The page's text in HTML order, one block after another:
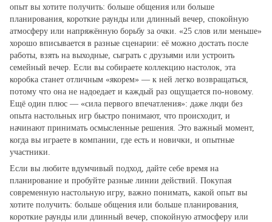
опыт вы хотите получить: больше общения или больше
планирования, короткие раунды или длинный вечер, спокойную
атмосферу или напряжённую борьбу за очки. «25 слов или меньше»
хорошо вписывается в разные сценарии: её можно достать после
работы, взять на выходные, сыграть с друзьями или устроить
семейный вечер. Если вы собираете коллекцию настолок, эта
коробка станет отличным «якорем» — к ней легко возвращаться,
потому что она не надоедает и каждый раз ощущается по‑новому.
Ещё один плюс — «сила первого впечатления»: даже люди без
опыта настольных игр быстро понимают, что происходит, и
начинают принимать осмысленные решения. Это важный момент,
когда вы играете в компании, где есть и новички, и опытные
участники.
Если вы любите вдумчивый подход, дайте себе время на
планирование и пробуйте разные линии действий. Покупая
современную настольную игру, важно понимать, какой опыт вы
хотите получить: больше общения или больше планирования,
короткие раунды или длинный вечер, спокойную атмосферу или